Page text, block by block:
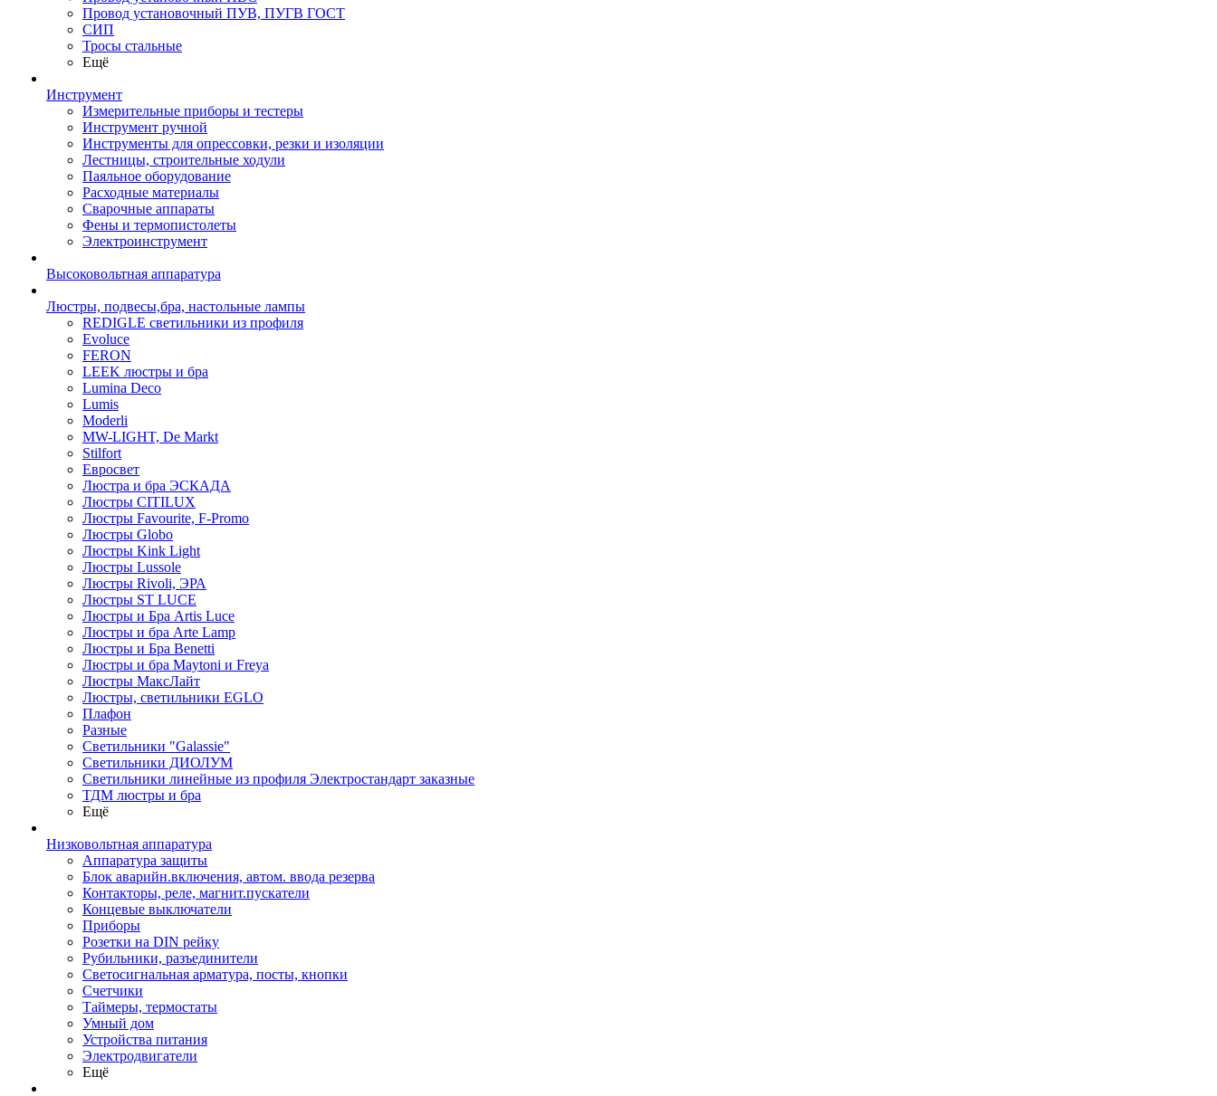
Провод установочный ПУВ, ПУГВ ГОСТ
СИП
Тросы стальные
Ещё
Инструмент
Измерительные приборы и тестеры
Инструмент ручной
Инструменты для опрессовки, резки и изоляции
Лестницы, строительные ходули
Паяльное оборудование
Расходные материалы
Сварочные аппараты
Фены и термопистолеты
Электроинструмент
Высоковольтная аппаратура
Люстры, подвесы,бра, настольные лампы
REDIGLE светильники из профиля
Evoluce
FERON
LEEK люстры и бра
Lumina Deco
Lumis
Moderli
MW-LIGHT, De Markt
Stilfort
Евросвет
Люстра и бра ЭСКАДА
Люстры CITILUX
Люстры Favourite, F-Promo
Люстры Globo
Люстры Kink Light
Люстры Lussole
Люстры Rivoli, ЭРА
Люстры ST LUCE
Люстры и Бра Artis Luce
Люстры и бра Arte Lamp
Люстры и Бра Benetti
Люстры и бра Maytoni и Freya
Люстры МаксЛайт
Люстры, светильники EGLO
Плафон
Разные
Светильники "Galassie"
Светильники ДИОЛУМ
Светильники линейные из профиля Электростандарт заказные
ТДМ люстры и бра
Ещё
Низковольтная аппаратура
Аппаратура защиты
Блок аварийн.включения, автом. ввода резерва
Контакторы, реле, магнит.пускатели
Концевые выключатели
Приборы
Розетки на DIN рейку
Рубильники, разъединители
Светосигнальная арматура, посты, кнопки
Счетчики
Таймеры, термостаты
Умный дом
Устройства питания
Электродвигатели
Ещё